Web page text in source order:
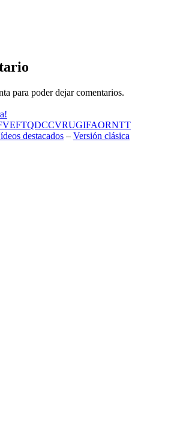
para poder dejar comentarios.
VEFTQDCCVRUGIFAORNTT
destacados – Versión clásica